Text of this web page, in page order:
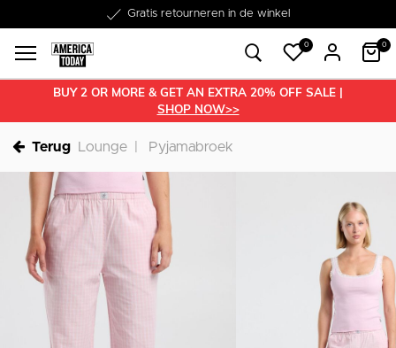
Gratis verzending vanaf €50
Binnen 1-3 werkdagen in huis
30 dagen retourrecht
Gratis retourneren in de winkel
€10 welkomstkorting
Word lid van onze Member Club!
0 0
BUY 2 OR MORE & GET AN EXTRA 20% OFF SALE |
SHOP NOW>>
Terug Lounge Pyjamabroek